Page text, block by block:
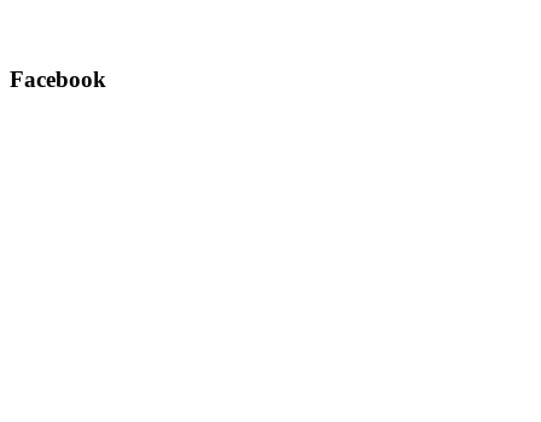
Facebook